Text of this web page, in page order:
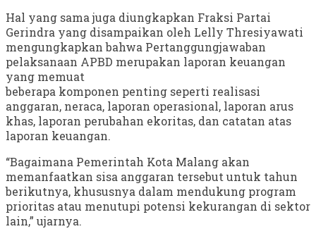
Hal yang sama juga diungkapkan Fraksi Partai
Gerindra yang disampaikan oleh Lelly Thresiyawati
mengungkapkan bahwa Pertanggungjawaban
pelaksanaan APBD merupakan laporan keuangan
yang memuat
beberapa komponen penting seperti realisasi
anggaran, neraca, laporan operasional, laporan arus
khas, laporan perubahan ekoritas, dan catatan atas
laporan keuangan.
“Bagaimana Pemerintah Kota Malang akan
memanfaatkan sisa anggaran tersebut untuk tahun
berikutnya, khususnya dalam mendukung program
prioritas atau menutupi potensi kekurangan di sektor
lain,” ujarnya.